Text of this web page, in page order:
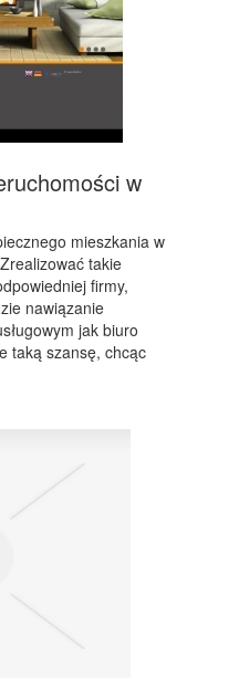
w
mieszkania w
takie
firmy,
nawiązanie
jak biuro
taką szansę, chcąc